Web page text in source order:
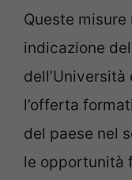
Queste
indicazione
l’offerta
del paese nel
le opportunità